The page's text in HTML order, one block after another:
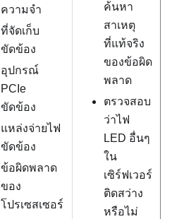
ความจำ
ที่จัดเก็บ
ขัดข้อง
อุปกรณ์
PCIe
ขัดข้อง
แหล่งจ่ายไฟ
ขัดข้อง
ข้อผิดพลาด
ของ
โปรเซสเซอร์
ค้นหา
สาเหตุ
ที่แท้จริง
ของข้อผิด
พลาด
ตรวจสอบ
ว่าไฟ
LED อื่นๆ
ใน
เซิร์ฟเวอร์
ติดสว่าง
หรือไม่